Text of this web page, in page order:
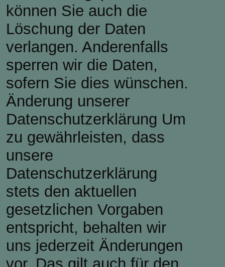
können Sie auch die
Löschung der Daten
verlangen. Anderenfalls
sperren wir die Daten,
sofern Sie dies wünschen.
Änderung unserer
Datenschutzerklärung Um
zu gewährleisten, dass
unsere
Datenschutzerklärung
stets den aktuellen
gesetzlichen Vorgaben
entspricht, behalten wir
uns jederzeit Änderungen